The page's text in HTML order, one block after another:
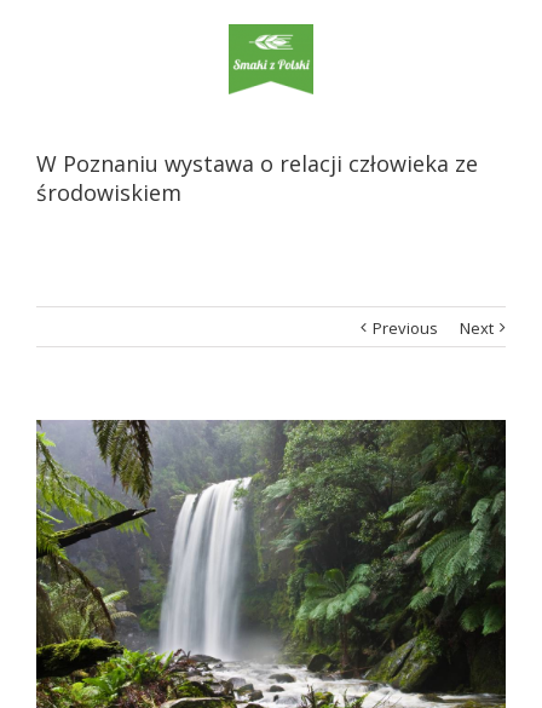
W Poznaniu wystawa o relacji człowieka ze
środowiskiem
Previous Next